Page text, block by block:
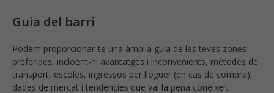
Guia del barri
Podem proporcionar-te una àmplia guia de les teves zones
preferides, incloent-hi avantatges i inconvenients, mètodes de
transport, escoles, ingressos per lloguer (en cas de compra),
dades de mercat i tendències que val la pena conèixer.